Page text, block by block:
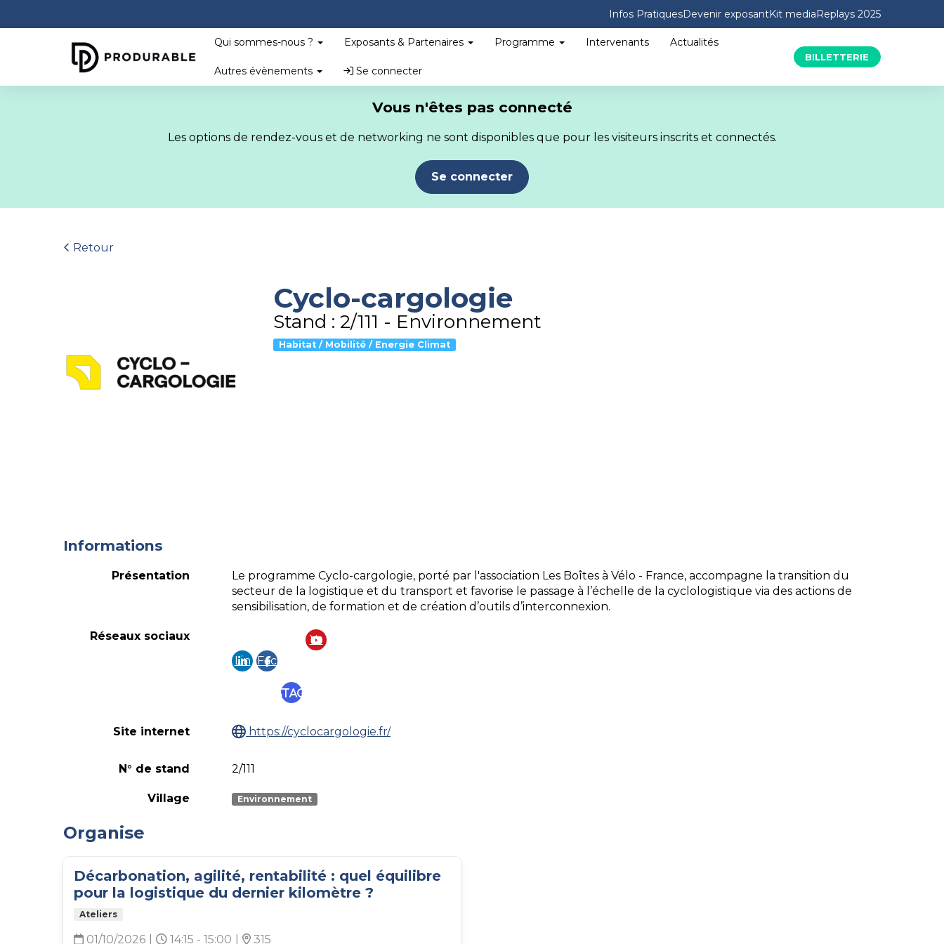
Infos PratiquesDevenir exposantKit mediaReplays 2025
Qui sommes-nous ? Exposants & Partenaires Programme Intervenants Actualités
Autres évènements Se connecter
BILLETTERIE
Vous n'êtes pas connecté
Les options de rendez-vous et de networking ne sont disponibles que pour les visiteurs inscrits et connectés.
Se connecter
Retour
Cyclo-cargologie
Stand : 2/111 - Environnement
Habitat / Mobilité / Energie Climat
Informations
Présentation
Le programme Cyclo-cargologie, porté par l'association Les Boîtes à Vélo - France, accompagne la transition du
secteur de la logistique et du transport et favorise le passage à l’échelle de la cyclologistique via des actions de
sensibilisation, de formation et de création d’outils d’interconnexion.
Réseaux sociaux
Lin Fac
Instagram
Yo
Site internet https://cyclocargologie.fr/
N° de stand 2/111
Village Environnement
Organise
Décarbonation, agilité, rentabilité : quel équilibre
pour la logistique du dernier kilomètre ?
Ateliers
01/10/2026 14:15 - 15:00 315